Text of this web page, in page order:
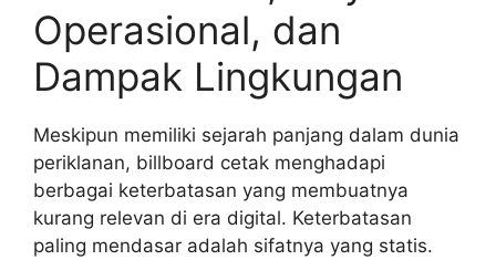
Operasional, dan
Dampak Lingkungan
Meskipun memiliki sejarah panjang dalam dunia
periklanan, billboard cetak menghadapi
berbagai keterbatasan yang membuatnya
kurang relevan di era digital. Keterbatasan
paling mendasar adalah sifatnya yang statis.